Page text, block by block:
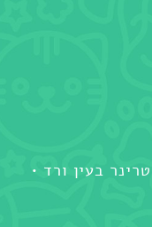
בעין ורד